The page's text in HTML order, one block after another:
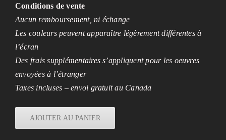
Conditions de vente
Aucun remboursement, ni échange
Les couleurs peuvent apparaître légèrement différentes à
l’écran
Des frais supplémentaires s’appliquent pour les oeuvres
envoyées à l’étranger
Taxes incluses – envoi gratuit au Canada
AJOUTER AU PANIER